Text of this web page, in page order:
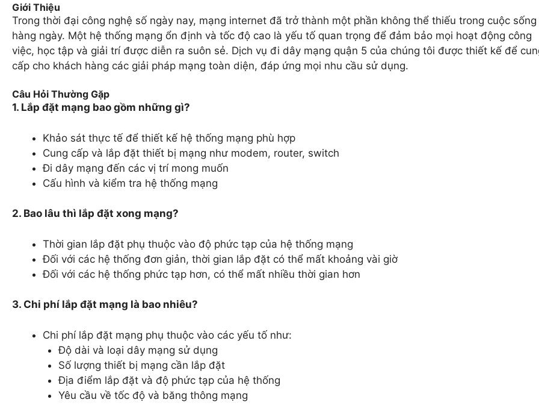
Giới Thiệu
Trong thời đại công nghệ số ngày nay, mạng internet đã trở thành một phần không thể thiếu trong cuộc sống
hàng ngày. Một hệ thống mạng ổn định và tốc độ cao là yếu tố quan trọng để đảm bảo mọi hoạt động công
việc, học tập và giải trí được diễn ra suôn sẻ. Dịch vụ đi dây mạng quận 5 của chúng tôi được thiết kế để
cấp cho khách hàng các giải pháp mạng toàn diện, đáp ứng mọi nhu cầu sử dụng.
Câu Hỏi Thường Gặp
1. Lắp đặt mạng bao gồm những gì?
Khảo sát thực tế để thiết kế hệ thống mạng phù hợp
Cung cấp và lắp đặt thiết bị mạng như modem, router, switch
Đi dây mạng đến các vị trí mong muốn
Cấu hình và kiểm tra hệ thống mạng
2. Bao lâu thì lắp đặt xong mạng?
Thời gian lắp đặt phụ thuộc vào độ phức tạp của hệ thống mạng
Đối với các hệ thống đơn giản, thời gian lắp đặt có thể mất khoảng vài giờ
Đối với các hệ thống phức tạp hơn, có thể mất nhiều thời gian hơn
3. Chi phí lắp đặt mạng là bao nhiêu?
Chi phí lắp đặt mạng phụ thuộc vào các yếu tố như:
Độ dài và loại dây mạng sử dụng
Số lượng thiết bị mạng cần lắp đặt
Địa điểm lắp đặt và độ phức tạp của hệ thống
Yêu cầu về tốc độ và băng thông mạng